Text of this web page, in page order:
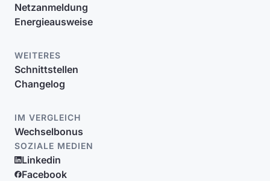
Netzanmeldung
Energieausweise
WEITERES
Schnittstellen
Changelog
IM VERGLEICH
Wechselbonus
SOZIALE MEDIEN
Linkedin
Facebook